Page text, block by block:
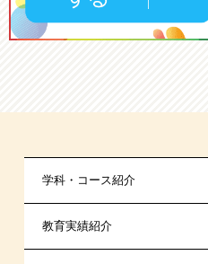
学科・コース紹介
情報IT系
教育実績紹介